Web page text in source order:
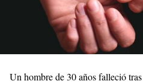
Un hombre de 30 años falleció